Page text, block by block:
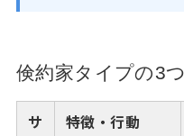
倹約家タイプの3
サ
特徴・行動